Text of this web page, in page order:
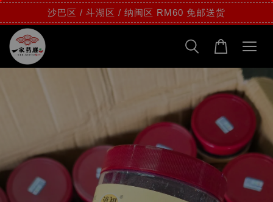
沙巴区 / 斗湖区 / 纳闽区 RM60 免邮送货